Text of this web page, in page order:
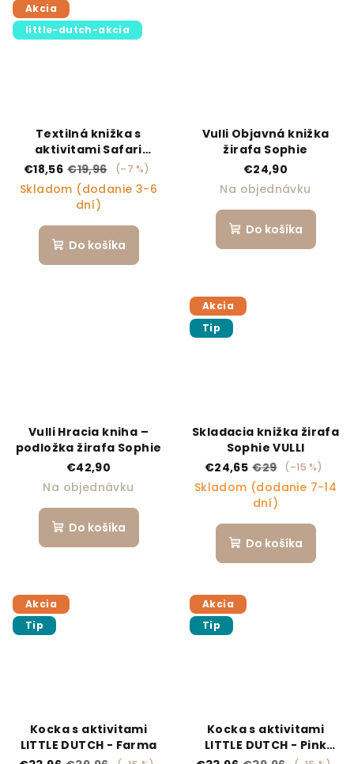
Akcia
little-dutch-akcia
Textilná knižka s
aktivitami Safari
Friends
€18,56 €19,96 (–7 %)
Skladom (dodanie 3-6
dní)
Do košíka
Vulli Objavná knižka
žirafa Sophie
€24,90
Na objednávku
Do košíka
Vulli Hracia kniha –
podložka žirafa Sophie
€42,90
Na objednávku
Do košíka
Akcia
Tip
Skladacia knižka žirafa
Sophie VULLI
€24,65 €29 (–15 %)
Skladom (dodanie 7-14
dní)
Do košíka
Akcia
Tip
Kocka s aktivitami
LITTLE DUTCH - Farma
Akcia
Tip
Kocka s aktivitami
LITTLE DUTCH - Pink
Flowers